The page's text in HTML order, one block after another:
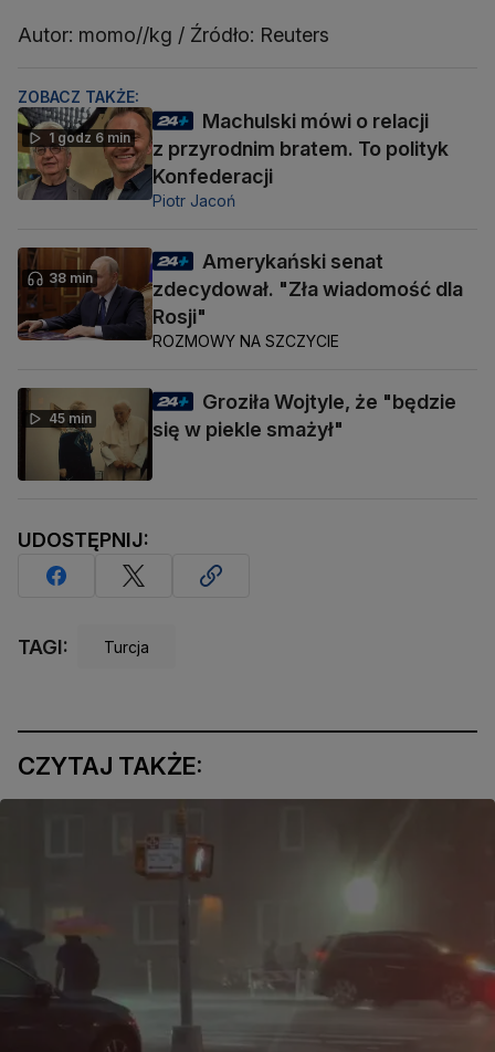
Autor: momo//kg / Źródło: Reuters
ZOBACZ TAKŻE:
1 godz 6 min
Machulski mówi o relacji
z przyrodnim bratem. To polityk
Konfederacji
Piotr Jacoń
38 min
Amerykański senat
zdecydował. "Zła wiadomość dla
Rosji"
ROZMOWY NA SZCZYCIE
45 min
Groziła Wojtyle, że "będzie
się w piekle smażył"
UDOSTĘPNIJ:
TAGI: Turcja
CZYTAJ TAKŻE: